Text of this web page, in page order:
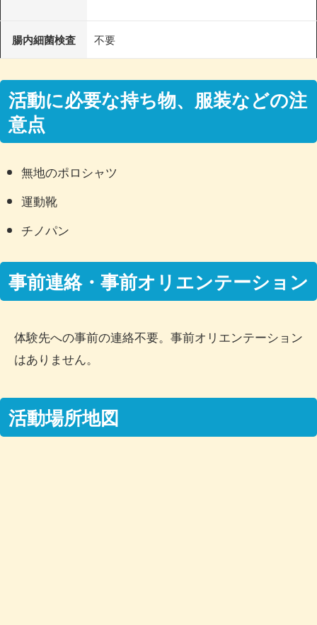
腸内細菌検査 不要
活動に必要な持ち物、服装などの注
意点
無地のポロシャツ
運動靴
チノパン
事前連絡・事前オリエンテーション
体験先への事前の連絡不要。事前オリエンテーション
はありません。
活動場所地図